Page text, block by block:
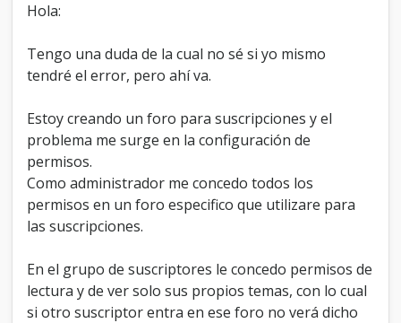
c
r
t
o
r
s
Hola:
Tengo una duda de la cual no sé si yo mismo
tendré el error, pero ahí va.
Estoy creando un foro para suscripciones y el
problema me surge en la configuración de
permisos.
Como administrador me concedo todos los
permisos en un foro especifico que utilizare para
las suscripciones.
En el grupo de suscriptores le concedo permisos de
lectura y de ver solo sus propios temas, con lo cual
si otro suscriptor entra en ese foro no verá dicho